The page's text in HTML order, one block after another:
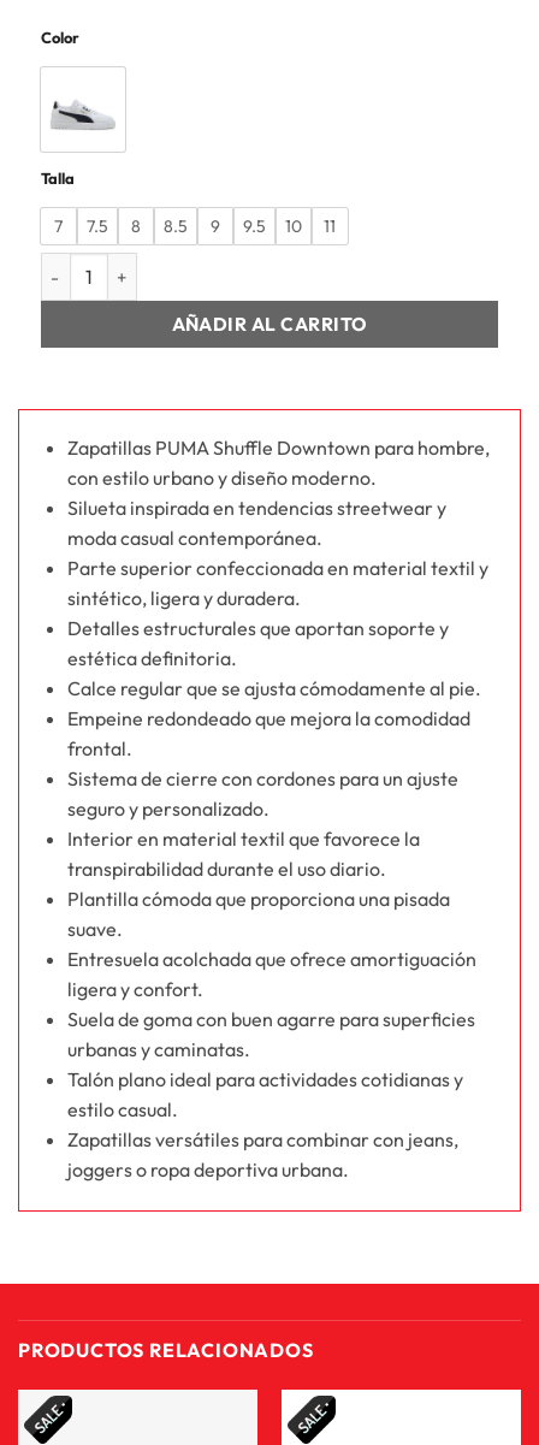
Color
Talla
7 7.5 8 8.5 9 9.5 10
11
HOMBRE SHUFFLE DOWNTOWN cantidad
AÑADIR AL CARRITO
Zapatillas PUMA Shuffle Downtown para hombre,
con estilo urbano y diseño moderno.
Silueta inspirada en tendencias streetwear y
moda casual contemporánea.
Parte superior confeccionada en material textil y
sintético, ligera y duradera.
Detalles estructurales que aportan soporte y
estética definitoria.
Calce regular que se ajusta cómodamente al pie.
Empeine redondeado que mejora la comodidad
frontal.
Sistema de cierre con cordones para un ajuste
seguro y personalizado.
Interior en material textil que favorece la
transpirabilidad durante el uso diario.
Plantilla cómoda que proporciona una pisada
suave.
Entresuela acolchada que ofrece amortiguación
ligera y confort.
Suela de goma con buen agarre para superficies
urbanas y caminatas.
Talón plano ideal para actividades cotidianas y
estilo casual.
Zapatillas versátiles para combinar con jeans,
joggers o ropa deportiva urbana.
PRODUCTOS RELACIONADOS